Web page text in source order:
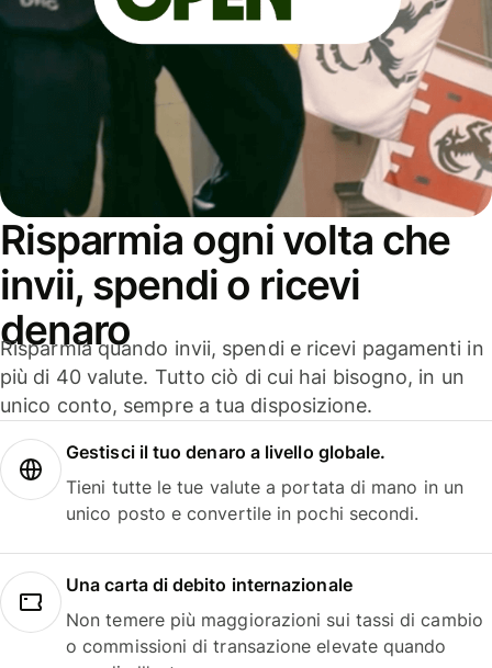
Risparmia ogni volta che
invii, spendi o ricevi
denaro
Risparmia quando invii, spendi e ricevi pagamenti in
più di 40 valute. Tutto ciò di cui hai bisogno, in un
unico conto, sempre a tua disposizione.
Gestisci il tuo denaro a livello globale.
Tieni tutte le tue valute a portata di mano in un
unico posto e convertile in pochi secondi.
Una carta di debito internazionale
Non temere più maggiorazioni sui tassi di cambio
o commissioni di transazione elevate quando